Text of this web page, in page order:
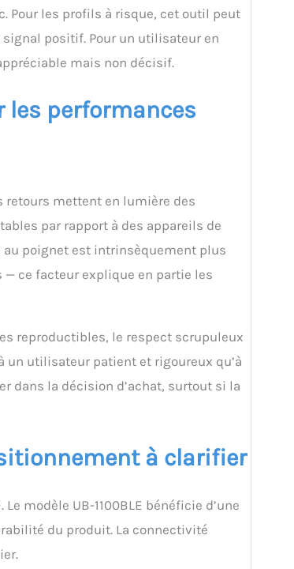
Pour les profils à risque, cet outil peut
positif. Pour un utilisateur en
mais non décisif.
les performances
retours mettent en lumière des
par rapport à des appareils de
au poignet est intrinsèquement plus
— ce facteur explique en partie les
reproductibles, le respect scrupuleux
un utilisateur patient et rigoureux qu’à
dans la décision d’achat, surtout si la
à clarifier
modèle UB-1100BLE bénéficie d’une
du produit. La connectivité